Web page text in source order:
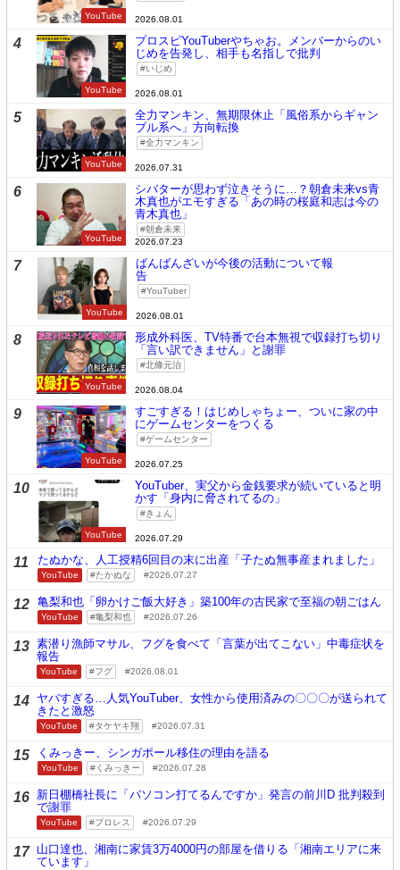
YouTube 2026.08.01
4
YouTube
プロスピYouTuberやちゃお。メンバーからのい
じめを告発し、相手も名指しで批判
いじめ
2026.08.01
5
YouTube
全力マンキン、無期限休止「風俗系からギャン
ブル系へ」方向転換
全力マンキン
2026.07.31
6
YouTube
シバターが思わず泣きそうに…？朝倉未来vs青
木真也がエモすぎる「あの時の桜庭和志は今の
青木真也」
朝倉未来
2026.07.23
7
YouTube
ばんばんざいが今後の活動について報
告
YouTuber
2026.08.01
8
YouTube
形成外科医、TV特番で台本無視で収録打ち切り
「言い訳できません」と謝罪
北條元治
2026.08.04
9
YouTube
すごすぎる！はじめしゃちょー、ついに家の中
にゲームセンターをつくる
ゲームセンター
2026.07.25
10
YouTube
YouTuber、実父から金銭要求が続いていると明
かす「身内に脅されてるの」
きょん
2026.07.29
11 たぬかな、人工授精6回目の末に出産「子たぬ無事産まれました」
YouTube たかぬな 2026.07.27
12 亀梨和也「卵かけご飯大好き」築100年の古民家で至福の朝ごはん
YouTube 亀梨和也 2026.07.26
13 素潜り漁師マサル、フグを食べて「言葉が出てこない」中毒症状を
報告
YouTube フグ 2026.08.01
14 ヤバすぎる…人気YouTuber、女性から使用済みの〇〇〇が送られて
きたと激怒
YouTube タケヤキ翔 2026.07.31
15 くみっきー、シンガポール移住の理由を語る
YouTube くみっきー 2026.07.28
16 新日棚橋社長に「パソコン打てるんですか」発言の前川D 批判殺到
で謝罪
YouTube プロレス 2026.07.29
17 山口達也、湘南に家賃3万4000円の部屋を借りる「湘南エリアに来
ています」